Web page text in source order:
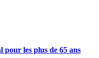
pour les plus de 65 ans